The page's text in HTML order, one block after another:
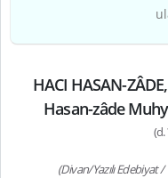
HACI HASAN-
Hasan-zâde
(d.
(Divan/Yazılı Edebiyat